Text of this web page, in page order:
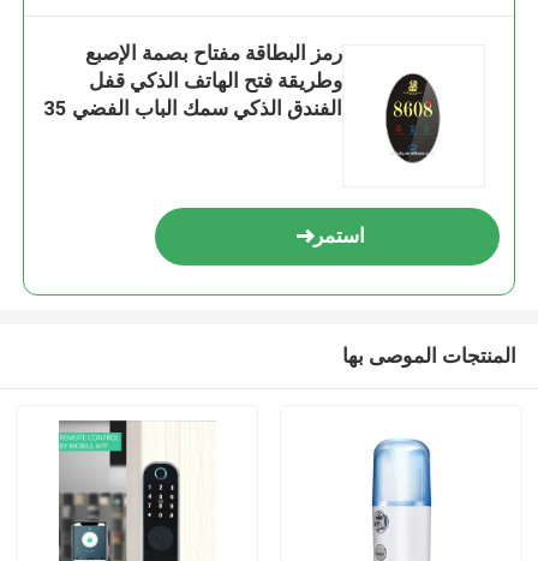
رمز البطاقة مفتاح بصمة الإصبع
وطريقة فتح الهاتف الذكي قفل
الفندق الذكي سمك الباب الفضي 35
استمر
المنتجات الموصى بها